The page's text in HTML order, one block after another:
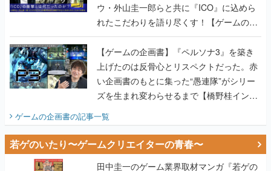
ウ・外山圭一郎らと共に『ICO』に込めら
れたこだわりを語り尽くす！【ゲームの企
画書】
【ゲームの企画書】『ペルソナ3』を築き
上げたのは反骨心とリスペクトだった。赤
い企画書のもとに集った“愚連隊”がシリー
ズを生まれ変わらせるまで【橋野桂インタ
ビュー】
ゲームの企画書の記事一覧
若ゲのいたり〜ゲームクリエイターの青春〜
田中圭一のゲーム業界取材マンガ『若ゲの